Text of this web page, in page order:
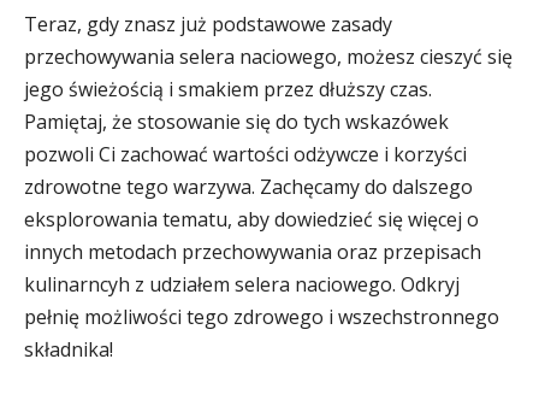
Teraz, gdy znasz już podstawowe zasady
przechowywania selera naciowego, możesz cieszyć się
jego świeżością i smakiem przez dłuższy czas.
Pamiętaj, że stosowanie się do tych wskazówek
pozwoli Ci zachować wartości odżywcze i korzyści
zdrowotne tego warzywa. Zachęcamy do dalszego
eksplorowania tematu, aby dowiedzieć się więcej o
innych metodach przechowywania oraz przepisach
kulinarncyh z udziałem selera naciowego. Odkryj
pełnię możliwości tego zdrowego i wszechstronnego
składnika!